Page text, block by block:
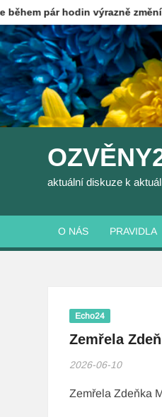
Skip
to
content
hodin výrazně změní
aktuální diskuze k
O NÁS PRAVIDLA
Echo24
Zemřela
2026-06-10
Zemřela Zdeňka